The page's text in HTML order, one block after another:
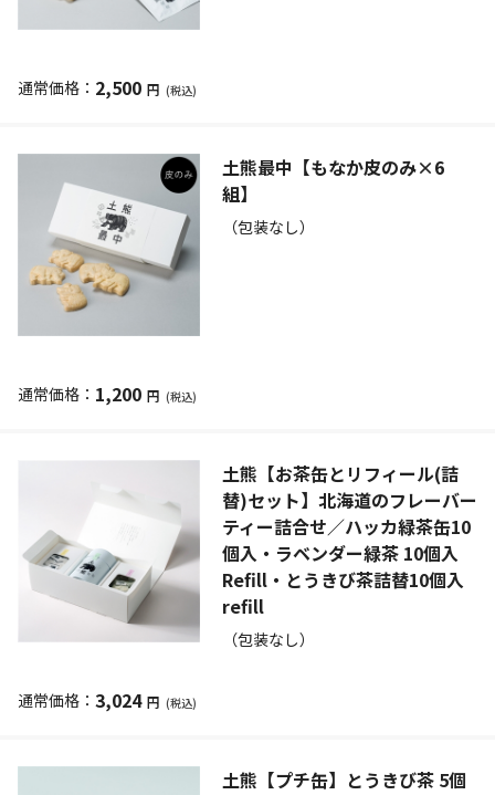
2,500 円 (税込)
土熊最中【もなか皮のみ×6
組】
（包装なし）
1,200 円 (税込)
土熊【お茶缶とリフィール(詰
替)セット】北海道のフレーバー
ティー詰合せ／ハッカ緑茶缶10
個入・ラベンダー緑茶 10個入
Refill・とうきび茶詰替10個入
refill
（包装なし）
3,024 円 (税込)
土熊【プチ缶】とうきび茶 5個